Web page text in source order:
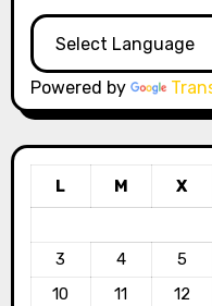
Powered by
L M X
3
4 5
10
11 12